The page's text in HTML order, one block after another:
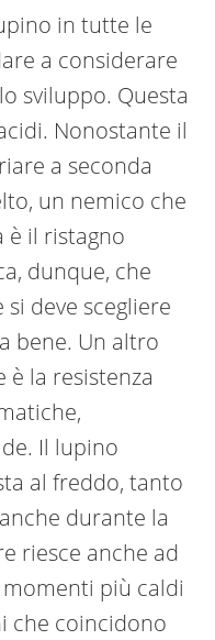
in tutte le
a considerare
sviluppo. Questa
Nonostante il
a seconda
un nemico che
è il ristagno
dunque, che
deve scegliere
bene. Un altro
la resistenza
Il lupino
al freddo, tanto
durante la
riesce anche ad
più caldi
che coincidono